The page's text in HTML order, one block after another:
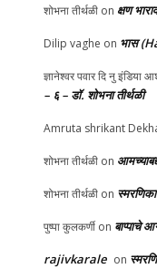
शोभना तीर्थळी on क्षण
Dilip vaghe on भास
ज्ञानेश्वर पवार दि नु इंडिया
– ६ – डॉ. शोभना तीर्थळी
Amruta shrikant
शोभना तीर्थळी on
शोभना तीर्थळी on स्मरणिका
पुष्पा कुलकर्णी on बाप्पाचे
rajivkarale on